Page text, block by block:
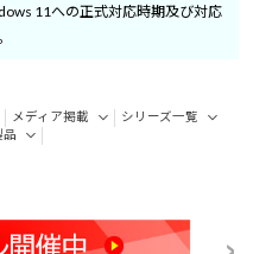
11への正式対応時期及び対応
メディア掲載
シリーズ一覧
品